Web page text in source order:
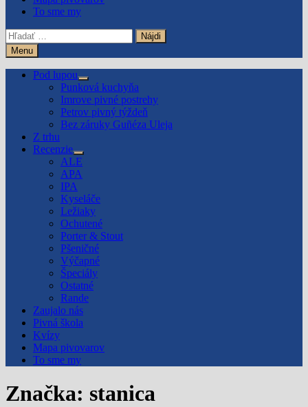
To sme my
Hľadať:
Menu
Pod lupou
Show
sub
menu
Punková kuchyňa
Imrove pivné postrehy
Petrov pivný týždeň
Bez záruky Guñéza Uleja
Z trhu
Recenzie
Show
sub
menu
ALE
APA
IPA
Kyseláče
Ležiaky
Ochutené
Porter & Stout
Pšeničné
Výčapné
Špeciály
Ostatné
Rande
Zaujalo nás
Pivná škola
Kvízy
Mapa pivovarov
To sme my
Značka: stanica